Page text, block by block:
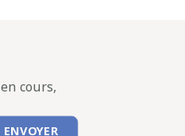
en cours,